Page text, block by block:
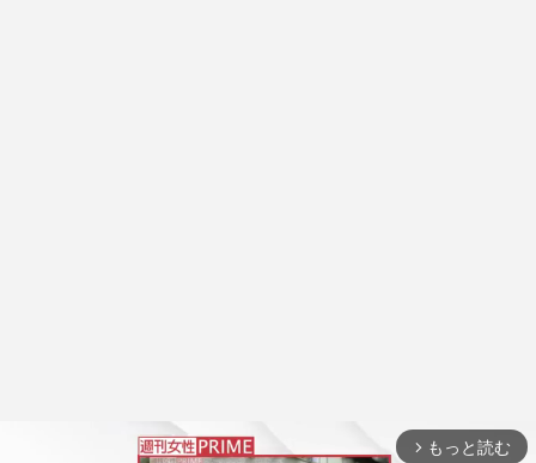
arrow_forward_ios もっと読む